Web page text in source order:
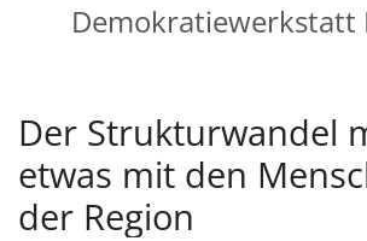
Demokratiewerkstatt
Der Strukturwandel
etwas mit den
der Region